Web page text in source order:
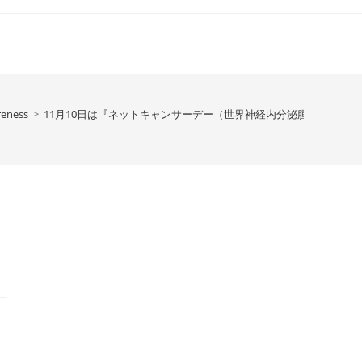
> 11月10日は『ネットキャンサーデー（世界神経内分泌腫瘍の日）』